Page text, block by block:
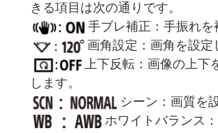
きる項目は次の通りです。
手ブレ補正：手振れを
画角設定：画角を設定
上下反転：画像の上下
します。
シーン：画質を
ホワイトバランス